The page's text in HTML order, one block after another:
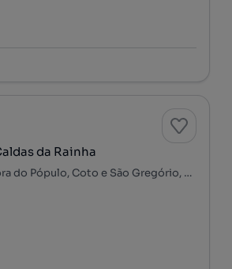
da Rainha
Rua Miguel Bombarda, Nossa Senhora do Pópulo, Coto e São Gregório, Caldas da Rainha, Leiria